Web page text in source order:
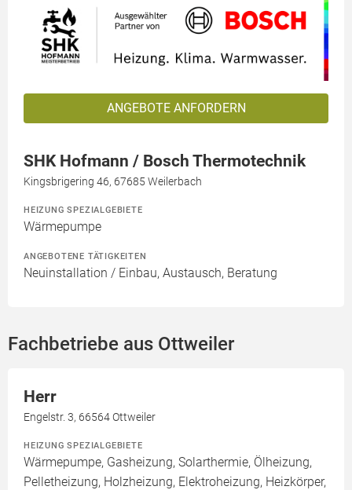
ANGEBOTE ANFORDERN
SHK Hofmann / Bosch Thermotechnik
Kingsbrigering 46, 67685 Weilerbach
HEIZUNG SPEZIALGEBIETE
Wärmepumpe
ANGEBOTENE TÄTIGKEITEN
Neuinstallation / Einbau, Austausch, Beratung
Fachbetriebe aus Ottweiler
Herr
Engelstr. 3, 66564 Ottweiler
HEIZUNG SPEZIALGEBIETE
Wärmepumpe, Gasheizung, Solarthermie, Ölheizung,
Pelletheizung, Holzheizung, Elektroheizung, Heizkörper,